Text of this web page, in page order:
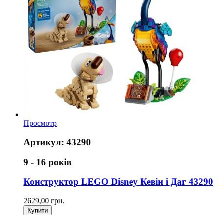
Просмотр
Артикул: 43290
9 - 16 років
Конструктор LEGO Disney Кевін і Даг 43290
2629,00 грн.
Купити